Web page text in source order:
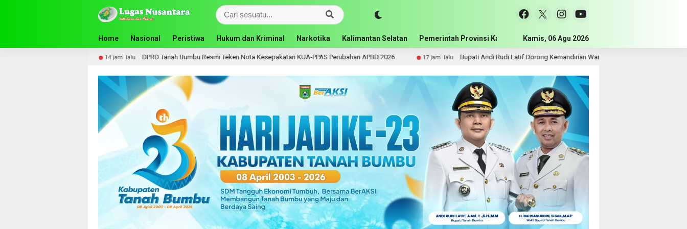
Home Nasional Peristiwa Hukum dan Kriminal Narkotika Kalimantan Selatan Pemerintah Provinsi Kalimantan Selatan Pemerintah Kabupaten Tanah
Kamis, 06 Agu 2026
DPRD Tanah Bumbu Resmi Teken Nota Kesepakatan KUA-PPAS Perubahan APBD 2026 17 jam lalu Bupati Andi Rudi Latif Dorong Kemandirian Warga Lewat Bantuan Usaha Ekonomi